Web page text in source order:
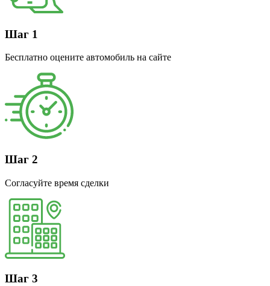
Шаг 1
Бесплатно оцените автомобиль на сайте
Шаг 2
Согласуйте время сделки
Шаг 3